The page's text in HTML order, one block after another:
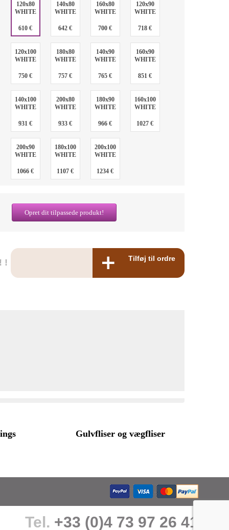
120x80
WHITE
610 €
140x80
WHITE
642 €
160x80
WHITE
700 €
120x90
WHITE
718 €
120x100
WHITE
750 €
180x80
WHITE
757 €
140x90
WHITE
765 €
160x90
WHITE
851 €
140x100
WHITE
931 €
200x80
WHITE
933 €
180x90
WHITE
966 €
160x100
WHITE
1027 €
200x90
WHITE
1066 €
180x100
WHITE
1107 €
200x100
WHITE
1234 €
Opret dit tilpassede produkt!
! Tilføj til ordre
Gulvfliser og vægfliser
Tel. +33 (0)4 73 97 26 41